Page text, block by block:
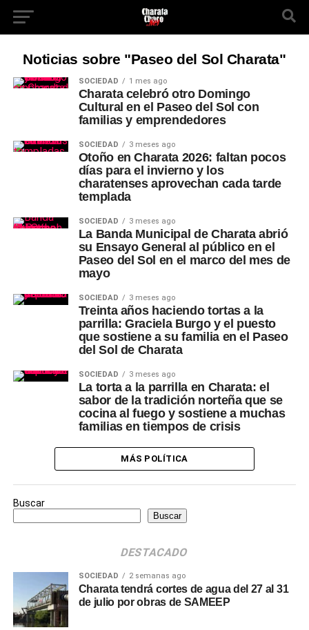
Noticias sobre "Paseo del Sol Charata"
SOCIEDAD 1 mes ago
Charata celebró otro Domingo
Cultural en el Paseo del Sol con
familias y emprendedores
SOCIEDAD 3 meses ago
Otoño en Charata 2026: faltan pocos
días para el invierno y los
charatenses aprovechan cada tarde
templada
SOCIEDAD 3 meses ago
La Banda Municipal de Charata abrió
su Ensayo General al público en el
Paseo del Sol en el marco del mes de
mayo
SOCIEDAD 3 meses ago
Treinta años haciendo tortas a la
parrilla: Graciela Burgo y el puesto
que sostiene a su familia en el Paseo
del Sol de Charata
SOCIEDAD 3 meses ago
La torta a la parrilla en Charata: el
sabor de la tradición norteña que se
cocina al fuego y sostiene a muchas
familias en tiempos de crisis
MÁS POLÍTICA
Buscar
Buscar
DESTACADO
SOCIEDAD 2 semanas ago
Charata tendrá cortes de agua del 27 al 31
de julio por obras de SAMEEP